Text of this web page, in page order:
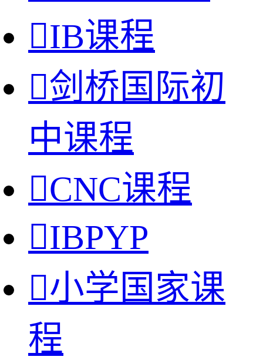
IB课程
剑桥国际初
中课程
CNC课程
IBPYP
小学国家课
程